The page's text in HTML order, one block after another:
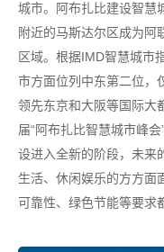
城市。阿布扎比建设智慧
附近的马斯达尔区成为阿
区域。根据IMD智慧城市
市方面位列中东第二位，
领先东京和大阪等国际大
届“阿布扎比智慧城市峰
设进入全新的阶段，未来
生活、休闲娱乐的方方面
可靠性、绿色节能等要求